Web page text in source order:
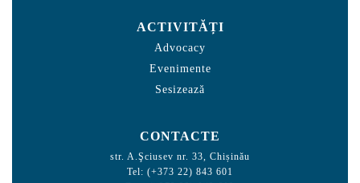
ACTIVITĂȚI
Advocacy
Evenimente
Sesizează
CONTACTE
str. A.Şciusev nr. 33, Chișinău
Tel: (+373 22) 843 601